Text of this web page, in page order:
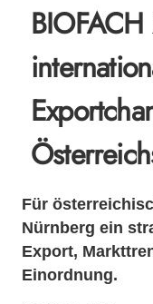
Für
Nürnberg ein
Export,
Einordnung.